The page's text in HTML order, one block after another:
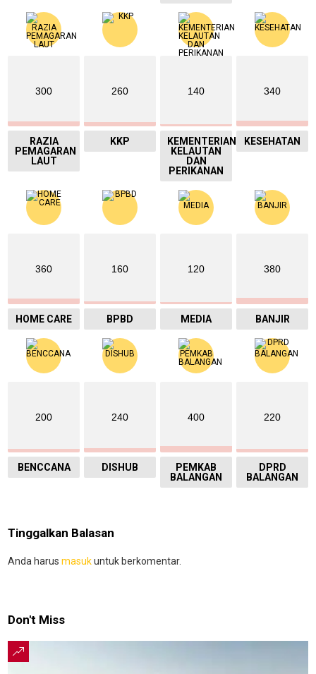
300
RAZIA
PEMAGARAN
LAUT
260
KKP
140
KEMENTERIAN
KELAUTAN
DAN
PERIKANAN
340
KESEHATAN
360
HOME CARE
160
BPBD
120
MEDIA
380
BANJIR
200
BENCCANA
240
DISHUB
400
PEMKAB
BALANGAN
220
DPRD
BALANGAN
Tinggalkan Balasan
Anda harus masukuntuk berkomentar.
Don't Miss